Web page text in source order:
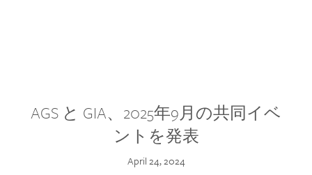
AGS と GIA、2025年9月の共同イベ
ントを発表
April 24, 2024